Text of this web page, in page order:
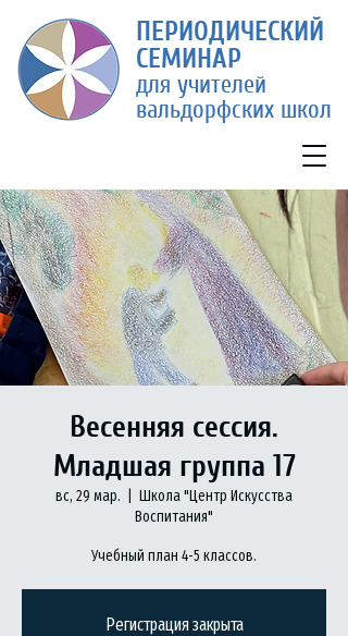
ПЕРИОДИЧЕСКИЙ
СЕМИНАР
для учителей
вальдорфских школ
Весенняя сессия.
Младшая группа 17
вс, 29 мар.
Школа "Центр Искусства
Воспитания"
Учебный план 4-5 классов.
Регистрация закрыта